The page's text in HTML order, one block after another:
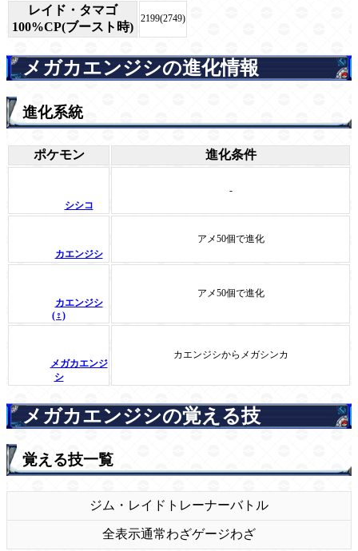
レイド・タマゴ
100%CP(ブースト時)
2199(2749)
メガカエンジシの進化情報
進化系統
ポケモン 進化条件
シシコ
-
カエンジシ
アメ50個で進化
カエンジシ
(♀)
アメ50個で進化
メガカエンジ
シ
カエンジシからメガシンカ
メガカエンジシの覚える技
覚える技一覧
ジム・レイド トレーナーバトル
全表示通常わざゲージわざ